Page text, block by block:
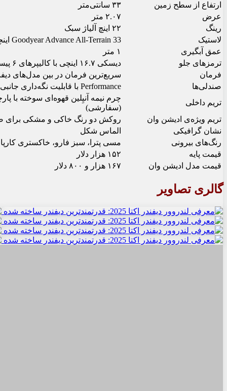
ارتفاع از سطح زمین
۳۳ سانتی‌متر
عرض
۲.۰۷ متر
رینگ
۲۲ اینچ آلیاژ سبک
لاستیک
Goodyear Advance All-Terrain 33 اینچی
عمق آبگیری
۱ متر
ترمزهای جلو
دیسکی ۱۶.۷ اینچی با کالیپرهای ۶ پیستون برمبو
فرمان
سریع‌ترین فرمان در بین مدل‌های
صندلی‌ها
Performance با قابلیت نگه‌داری جانبی بیشتر و هدلایت‌های یکپارچه
تریم داخلی
(سفارشی)
تریم ویژه‌ی ادیشن وان
روکش دو رنگ خاکی و مشکی برای
نشان گرافیکی
الماس شکل
رنگ‌های بیرونی
مسی پترا، سبز فارو، خاکستری
قیمت پایه
۱۵۲ هزار دلار
قیمت مدل ادیشن وان
۱۶۷ هزار و ۸۰۰ دلار
گالری تصاویر